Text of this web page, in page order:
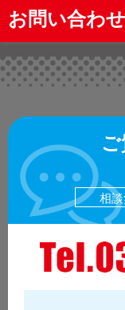
お問い合わ
相